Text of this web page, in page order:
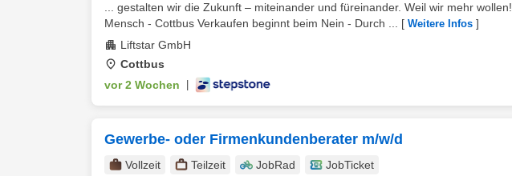
... gestalten wir die Zukunft – miteinander und füreinander. Weil wir mehr wollen!
Mensch - Cottbus Verkaufen beginnt beim Nein - Durch ...
[ Weitere Infos ]
Liftstar GmbH
Cottbus
vor 2 Wochen
Gewerbe- oder Firmenkundenberater m/w/d
Vollzeit Teilzeit JobRad
JobTicket